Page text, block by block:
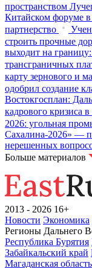
пространством
Китайском форуме в
партнерство
строить прочные
выходит на
трансграничных
карту зернового и
одобрил создание
Востокгосплан:
кадрового кризиса
2026: угольная
Сахалина-2026» —
нерешенных
Больше материалов
2013 - 2026 16+
Новости Экономика
Регионы Дальнего
Республика Бурятия
Забайкальский край
Магаданская область